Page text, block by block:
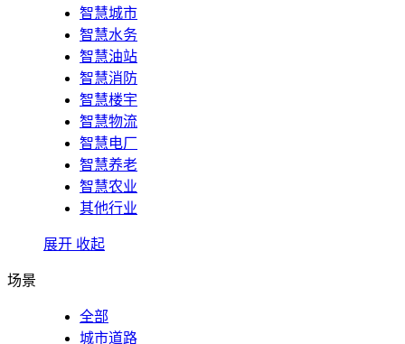
智慧城市
智慧水务
智慧油站
智慧消防
智慧楼宇
智慧物流
智慧电厂
智慧养老
智慧农业
其他行业
展开 收起
场景
全部
城市道路